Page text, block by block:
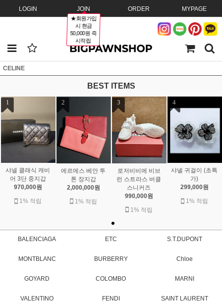
LOGIN JOIN
★회원가입
시 현금
50,000원 즉
시적립
ORDER MYPAGE
CELINE
BEST ITEMS
1
샤넬 클래식 캐비
어 3단 중지갑
970,000원
1% 적립
2
에르메스 베안 투
톤 장지갑
2,000,000원
1% 적립
3
로저비비에 비브
런 스트라스 버클
스니커즈
990,000원
1% 적립
4
샤넬 귀걸이 (초특
가)
299,000원
1% 적립
BALENCIAGA ETC S.T.DUPONT
MONTBLANC BURBERRY Chloe
GOYARD COLOMBO MARNI
VALENTINO FENDI SAINT LAURENT